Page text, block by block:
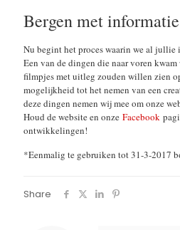
Bergen met
Nu begint het proces waarin we al jullie
Een van de dingen die naar voren
filmpjes met uitleg zouden willen zien
mogelijkheid tot het nemen van een
deze dingen nemen wij mee om onze
Houd de website en onze Facebook
ontwikkelingen!
*Eenmalig te gebruiken tot 31-3-2017
Share